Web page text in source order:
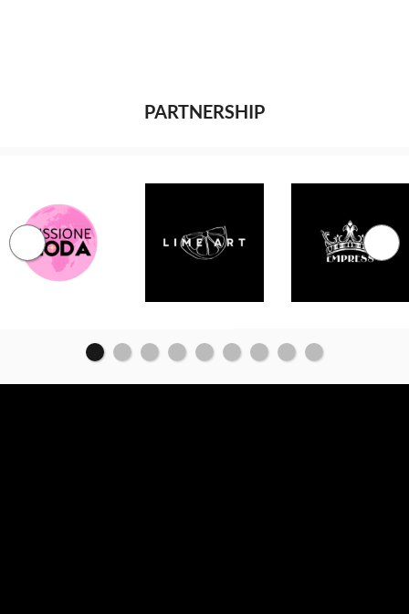
PARTNERSHIP